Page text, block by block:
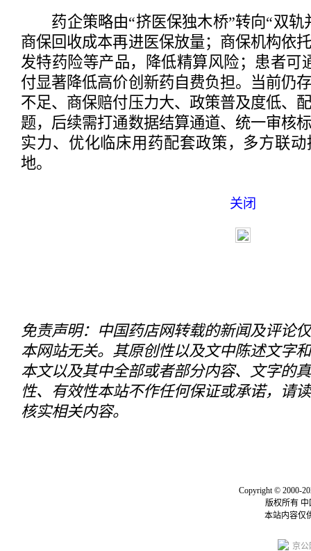
药企策略由“挤医保独木桥”转向“双轨
商保回收成本再进医保放量；商保机构依
发特药险等产品，降低精算风险；患者可
付显著降低高价创新药自费负担。当前仍
不足、商保赔付压力大、政策普及度低、
题，后续需打通数据结算通道、统一审核
实力、优化临床用药配套政策，多方联
地。
关闭
免责声明：中国药店网转载的新闻及评论
本网站无关。其原创性以及文中陈述文字
本文以及其中全部或者部分内容、文字的
性、有效性本站不作任何保证或承诺，请
核实相关内容。
Copyright © 2000-
版权所有
本站内容仅
京公